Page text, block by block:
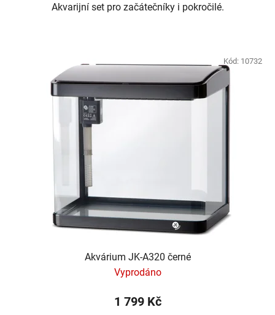
Akvarijní set pro začátečníky i pokročilé.
Akvárium JK-A320 černé
Vyprodáno
1 799 Kč
Kód: 10732